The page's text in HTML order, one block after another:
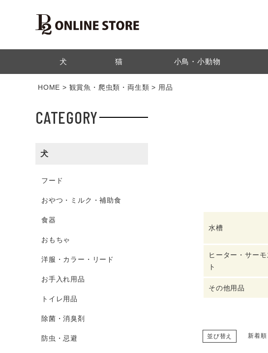
検索
犬 猫 小鳥・小動物
HOME 観賞魚・爬虫類・両生類 用品
CATEGORY
犬
フード
おやつ・ミルク・補助食
食器
おもちゃ
洋服・カラー・リード
お手入れ用品
トイレ用品
除菌・消臭剤
防虫・忌避
水槽
ヒーター・サーモ
ト
その他用品
並び替え 新着順